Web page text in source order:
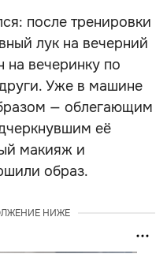
после тренировки
лук на вечерний
на вечеринку по
Уже в машине
— облегающим
её
макияж и
образ.
НИЖЕ